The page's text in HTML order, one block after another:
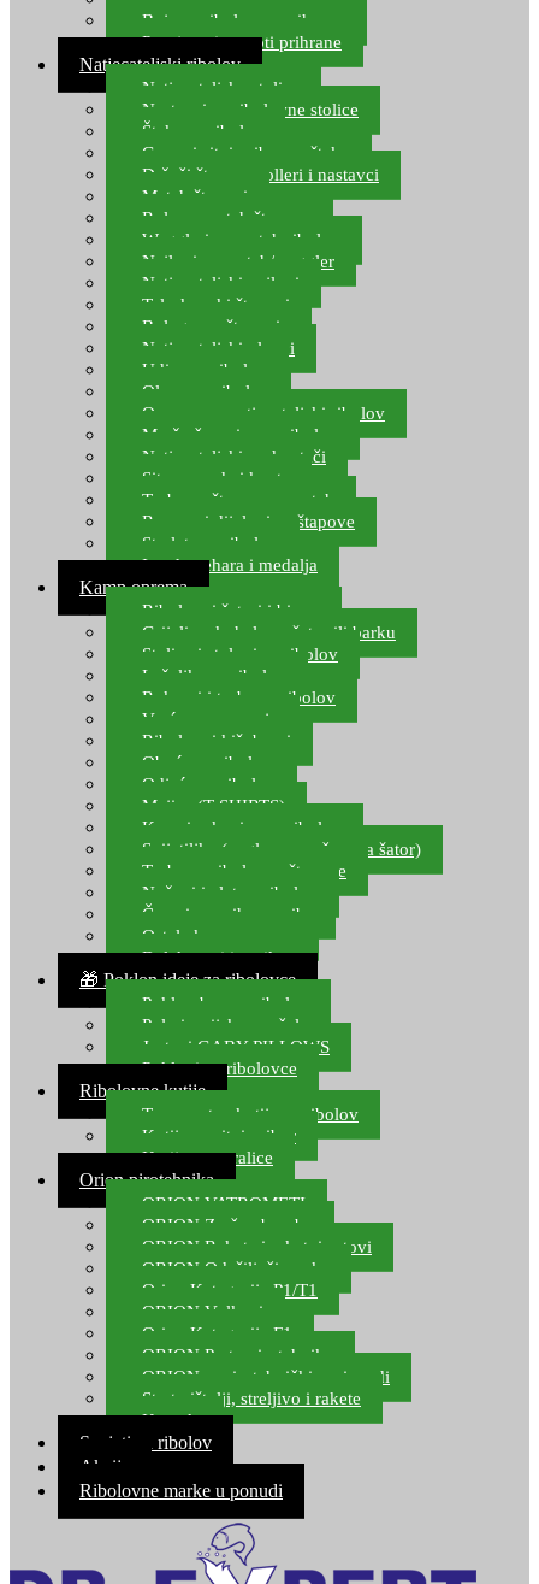
Boje za ribolovnu prihranu
Provjereni recepti prihrane
Natjecateljski ribolov
Natjecateljske stolice
Nastavci za ribolovne stolice
Šteke za ribolov
Gume i sitni pribor za šteku
Držači štapova rolleri i nastavci
Match štapovi
Role za match štapove
Waggleri za match ribolov
Najloni za match/waggler
Natjecateljski najloni
Teleskopski štapovi
Bolognese štapovi
Natjecateljski plovci
Udice za ribolov
Olovo za ribolov
Oprema za natjecateljski ribolov
Mreže čuvarice za ribolov
Natjecateljski podmetači
Sito, posude i kante
Torbe za štapove – match
Rezervni dijelovi za štapove
Starlete za ribolov
Izrada pehara i medalja
Kamp oprema
Ribolovni šatori i bivvy
Grijalice, kuhala za šator ili barku
Stolice i stolovi za ribolov
Ležaljke za ribolov
Ruksaci i torbe za ribolov
Vreće za spavanje
Ribolovni kišobrani
Obuća za ribolov
Odjeća za ribolov
Majice (T-SHIRTS)
Kape i rukavice za ribolov
Svijetiljke (naglavne, ručne, za šator)
Torbe za ribolovne štapove
Noževi i alat za ribolov
Čamci za prihranu ribe
Ostala kamp oprema
Dalekozori i optika
🎁 Poklon ideje za ribolovce
Poklon bon za ribolov
Polarizacijske naočale
Jastuci GABY PILLOWS
Pokloni za ribolovce
Ribolovne kutije
Transportne kutije za ribolov
Kutije za sitni pribor
Kutije za varalice
Orion pirotehnika
ORION VATROMETI
ORION Zračne bombe
ORION Rakete i raketni setovi
ORION Odašiljači zvuka
Orion Kategorija P1/T1
ORION Vulkani
Orion Kategorija F1
ORION Party pirotehnika
ORION nepirotehnički proizvodi
Start pištolji, streljivo i rakete
Kontakt
Savjeti za ribolov
Akcija
Ribolovne marke u ponudi